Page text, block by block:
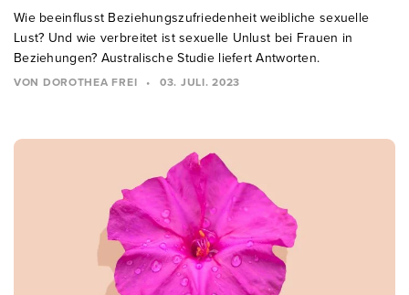
Wie beeinflusst Beziehungszufriedenheit weibliche sexuelle
Lust? Und wie verbreitet ist sexuelle Unlust bei Frauen in
Beziehungen? Australische Studie liefert Antworten.
VON DOROTHEA FREI • 03. JULI. 2023